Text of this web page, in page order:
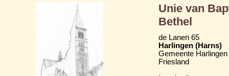
Unie van
Bethel
de Lanen 65
Harlingen (Harns)
Gemeente Harlingen
Friesland